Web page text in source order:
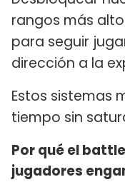
rangos más
para seguir
dirección a la
Estos sistemas
tiempo sin
Por qué el
jugadores